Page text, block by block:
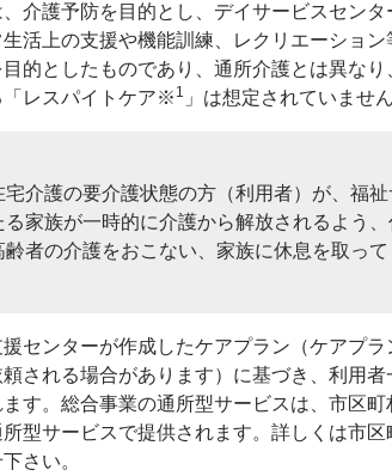
介護予防を目的とし、デイサービスセンタ
活上の支援や機能訓練、レクリエーショ
的としたものであり、通所介護とは異な
「レスパイトケア※ 1 」は想定されていません
介護の要介護状態の方（利用者）が、福
る家族が一時的に介護から解放されるよう
者の介護をおこない、家族に休息を取っ
センターが作成したケアプラン（ケアプラ
される場合があります）に基づき、利用
す。総合事業の通所型サービスは、市区
型サービスで提供されます。詳しくは市
さい。